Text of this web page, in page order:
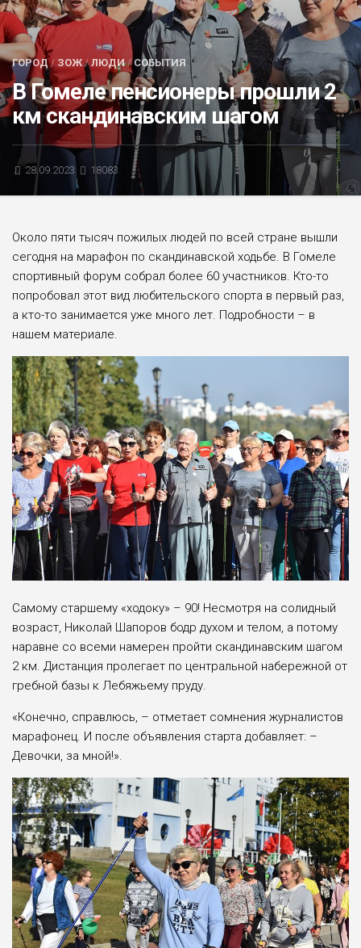
БЛИЦ-ОПРОС
АФИША
ГОРОД/ ЗОЖ /ЛЮДИ/СОБЫТИЯ
В Гомеле пенсионеры прошли 2
км скандинавским шагом
28.09.2023 18083
Около пяти тысяч пожилых людей по всей стране вышли
сегодня на марафон по скандинавской ходьбе. В Гомеле
спортивный форум собрал более 60 участников. Кто-то
попробовал этот вид любительского спорта в первый раз,
а кто-то занимается уже много лет. Подробности – в
нашем материале.
Самому старшему «ходоку» – 90! Несмотря на солидный
возраст, Николай Шапоров бодр духом и телом, а потому
наравне со всеми намерен пройти скандинавским шагом
2 км. Дистанция пролегает по центральной набережной от
гребной базы к Лебяжьему пруду.
«Конечно, справлюсь, – отметает сомнения журналистов
марафонец. И после объявления старта добавляет: –
Девочки, за мной!».